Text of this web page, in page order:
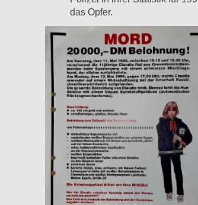
das Opfer.